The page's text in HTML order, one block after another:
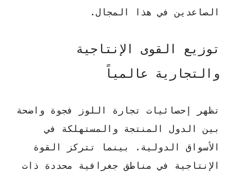
الصاعدين في هذا المجال.
توزيع القوى الإنتاجية
والتجارية عالمياً
تظهر إحصائيات تجارة اللوز
فجوة واضحة
بين الدول المنتجة والمستهلكة في
الأسواق الدولية. بينما تتركز القوة
الإنتاجية في مناطق جغرافية محددة ذات